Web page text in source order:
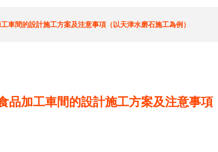
車間的設計施工方案及注意事項（以天津水磨石施工為例）
品加工車間的設計施工方案及注意事項